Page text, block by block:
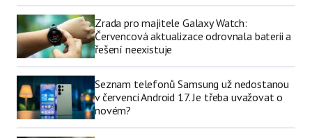
Zrada pro majitele Galaxy Watch:
Červencová aktualizace odrovnala baterii a
řešení neexistuje
Seznam telefonů Samsung už nedostanou
v červenci Android 17. Je třeba uvažovat o
novém?